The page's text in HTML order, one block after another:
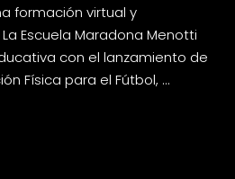
formación virtual y
Escuela Maradona Menotti
con el lanzamiento de
Física para el Fútbol, …